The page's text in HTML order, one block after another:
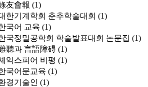
友會報 (1)
한기계학회 춘추학술대회 (1)
국어 교육 (1)
국정밀공학회 학술발표대회 논문집 (1)
聽과 言語障碍 (1)
익스피어 비평 (1)
국어문교육 (1)
경기술인 (1)